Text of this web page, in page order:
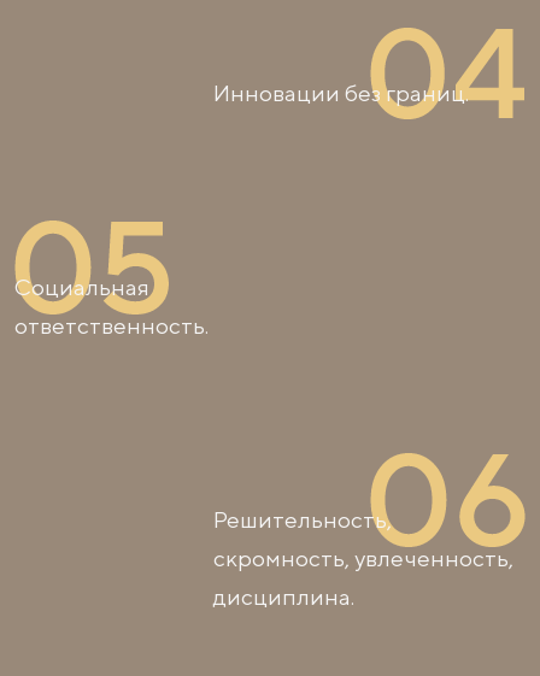
Инновации без границ.
Социальная
ответственность.
Решительность,
скромность, увлеченность,
дисциплина.